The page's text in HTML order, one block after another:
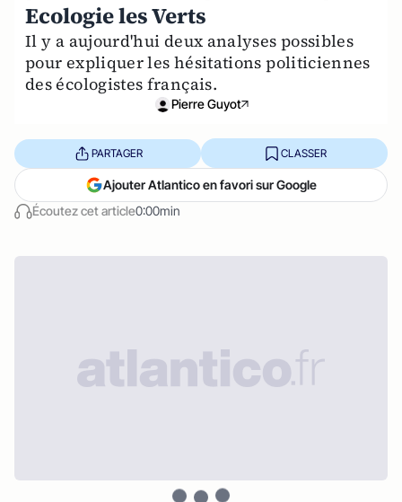
Ecologie les Verts
Il y a aujourd'hui deux analyses possibles
pour expliquer les hésitations politiciennes
des écologistes français.
Pierre Guyot
Écoutez cet article0:00min
PARTAGER CLASSER
Ajouter Atlantico en favori sur Google